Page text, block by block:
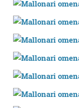
dezakezun
buruzko
datuen atalean.
Webgune honek